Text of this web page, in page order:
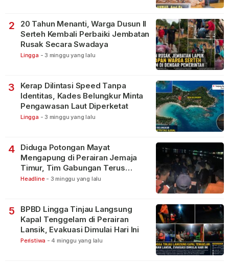
2
20 Tahun Menanti, Warga Dusun II
Serteh Kembali Perbaiki Jembatan
Rusak Secara Swadaya
Lingga - 3 minggu yang lalu
3
Kerap Dilintasi Speed Tanpa
Identitas, Kades Belungkur Minta
Pengawasan Laut Diperketat
Lingga - 3 minggu yang lalu
4
Diduga Potongan Mayat
Mengapung di Perairan Jemaja
Timur, Tim Gabungan Terus
Lakukan Pencarian
Headline - 3 minggu yang lalu
5
BPBD Lingga Tinjau Langsung
Kapal Tenggelam di Perairan
Lansik, Evakuasi Dimulai Hari Ini
Peristiwa - 4 minggu yang lalu